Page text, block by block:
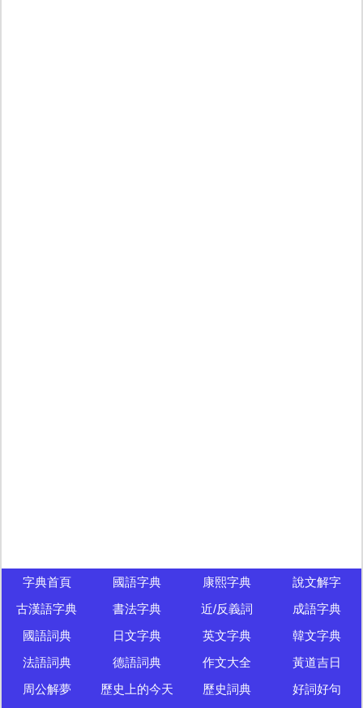
字典首頁 國語字典 康熙字典
說文解字
古漢語字典
書法字典 近/反義詞
成語字典
國語詞典
日文字典 英文字典
韓文字典
法語詞典
德語詞典 作文大全
黃道吉日
周公解夢
歷史上的今天 歷史詞典 好詞好句